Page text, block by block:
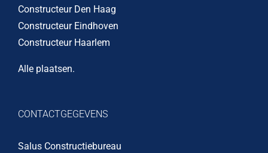
Constructeur Den Haag
Constructeur Eindhoven
Constructeur Haarlem
Alle plaatsen.
CONTACTGEGEVENS
Salus Constructiebureau